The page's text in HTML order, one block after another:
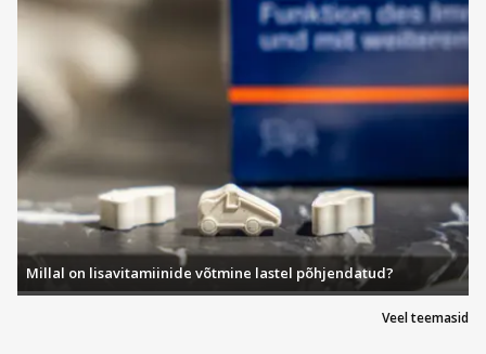
Veel teemasid
Millal on lisavitamiinide võtmine lastel põhjendatud?